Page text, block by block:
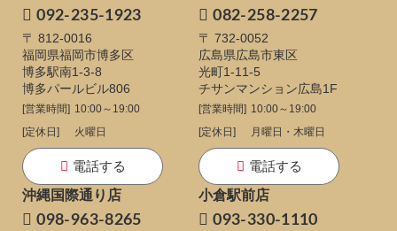
092-235-1923
〒 812-0016
福岡県福岡市博多区
博多駅南1-3-8
博多パールビル806
[営業時間] 10:00～19:00
[定休日]
火曜日
電話する
082-258-2257
〒 732-0052
広島県広島市東区
光町1-11-5
チサンマンション広島1F
[営業時間] 10:00～19:00
[定休日]
月曜日・木曜日
電話する
沖縄国際通り店
098-963-8265
小倉駅前店
093-330-1110